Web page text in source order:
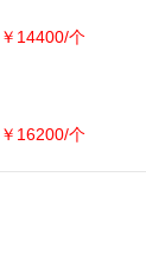
￥14400/个
￥16200/个